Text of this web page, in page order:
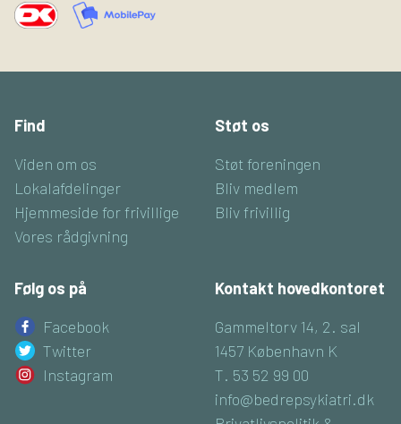
Find
Viden om os
Lokalafdelinger
Hjemmeside for frivillige
Vores rådgivning
Støt os
Støt foreningen
Bliv medlem
Bliv frivillig
Følg os på
Facebook
Twitter
Instagram
Kontakt hovedkontoret
Gammeltorv 14, 2. sal
1457 København K
T. 53 52 99 00
info@bedrepsykiatri.dk